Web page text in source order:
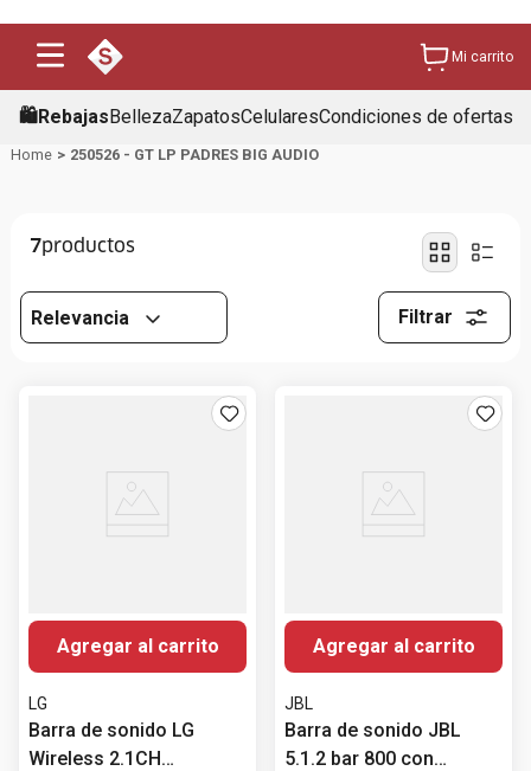
Mi carrito
🛍️RebajasBellezaZapatosCelularesCondiciones de ofertas
250526 - GT LP PADRES BIG AUDIO
7
Relevancia Filtrar
Agregar al carrito
LG
Barra de sonido LG
Wireless 2.1CH
Agregar al carrito
JBL
Barra de sonido JBL
5.1.2 bar 800 con